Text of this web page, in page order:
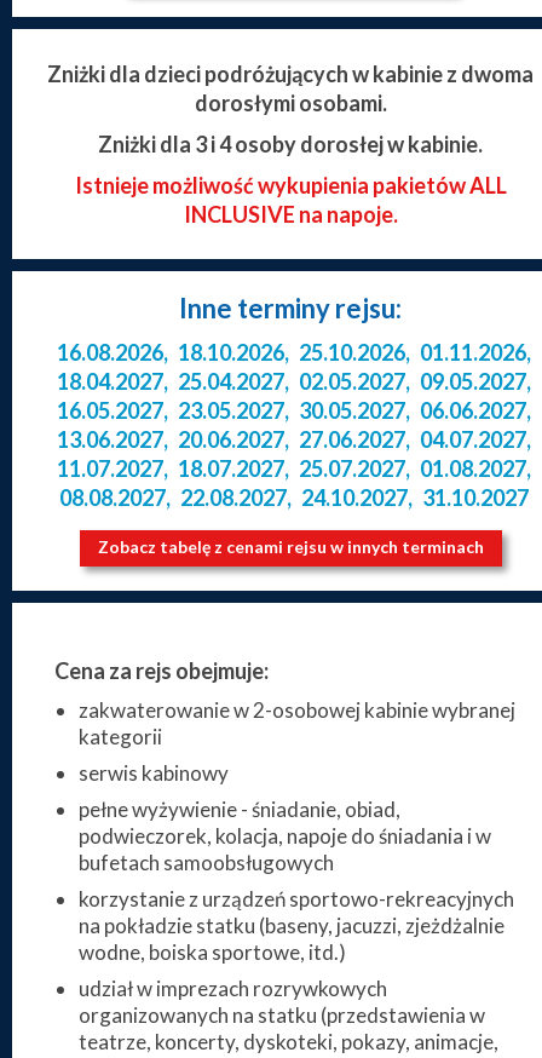
Zniżki dla dzieci podróżujących w kabinie z dwoma
dorosłymi osobami.
Zniżki dla 3 i 4 osoby dorosłej w kabinie.
Istnieje możliwość wykupienia pakietów ALL
INCLUSIVE na napoje.
Inne terminy rejsu:
16.08.2026, 18.10.2026, 25.10.2026, 01.11.2026,
18.04.2027, 25.04.2027, 02.05.2027, 09.05.2027,
16.05.2027, 23.05.2027, 30.05.2027, 06.06.2027,
13.06.2027, 20.06.2027, 27.06.2027, 04.07.2027,
11.07.2027, 18.07.2027, 25.07.2027, 01.08.2027,
08.08.2027, 22.08.2027, 24.10.2027, 31.10.2027
Zobacz tabelę z cenami rejsu w innych terminach
Cena za rejs obejmuje:
zakwaterowanie w 2-osobowej kabinie wybranej
kategorii
serwis kabinowy
pełne wyżywienie - śniadanie, obiad,
podwieczorek, kolacja, napoje do śniadania i w
bufetach samoobsługowych
korzystanie z urządzeń sportowo-rekreacyjnych
na pokładzie statku (baseny, jacuzzi, zjeżdżalnie
wodne, boiska sportowe, itd.)
udział w imprezach rozrywkowych
organizowanych na statku (przedstawienia w
teatrze, koncerty, dyskoteki, pokazy, animacje,